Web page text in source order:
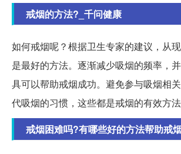
戒烟的方法?_千问健康
如何戒烟呢？根据卫生专家的建议，从
是最好的方法。逐渐减少吸烟的频率，
具可以帮助戒烟成功。避免参与吸烟相
代吸烟的习惯，这些都是戒烟的有效方法
戒烟困难吗?有哪些好的方法帮助戒